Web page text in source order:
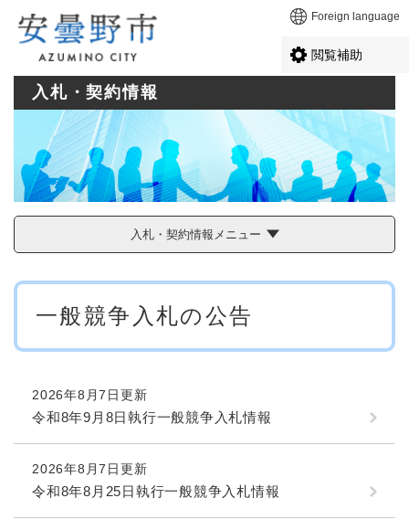
メニューを飛ばして本文へ Foreign language
閲覧補助
入札・契約情報
入札・契約情報メニュー
本
一般競争入札の公告
2026年8月7日更新
令和8年9月8日執行一般競争入札情報
2026年8月7日更新
令和8年8月25日執行一般競争入札情報